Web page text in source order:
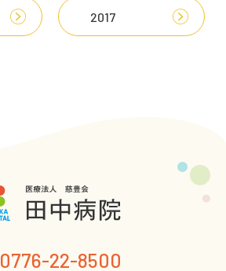
2017
0776-22-8500